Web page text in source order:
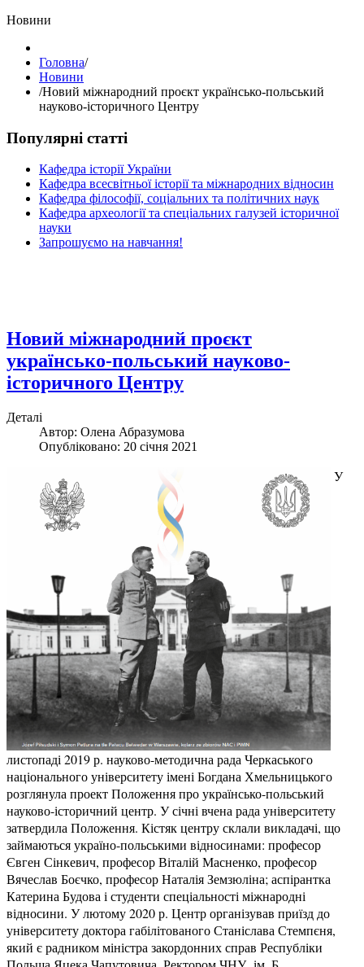
Hовини
Головна/
Hовини
/Новий міжнародний проєкт українсько-польський
науково-історичного Центру
Популярні статті
Кафедра історії України
Кафедра всесвітньої історії та міжнародних відносин
Кафедра філософії, соціальних та політичних наук
Кафедра археології та спеціальних галузей історичної
науки
Запрошуємо на навчання!
Новий міжнародний проєкт
українсько-польський науково-
історичного Центру
Деталі
Автор: Олена Абразумова
Опубліковано: 20 січня 2021
У
листопаді 2019 р. науково-методична рада Черкаського
національного університету імені Богдана Хмельницького
розглянула проект Положення про українсько-польський
науково-історичний центр. У січні вчена рада університету
затвердила Положення. Кістяк центру склали викладачі, що
займаються україно-польськими відносинами: професор
Євген Сінкевич, професор Віталій Масненко, професор
Вячеслав Боєчко, професор Наталія Земзюліна; аспірантка
Катерина Будова і студенти спеціальності міжнародні
відносини. У лютому 2020 р. Центр організував приїзд до
університету доктора габілітованого Станіслава Стемпєня,
який є радником міністра закордонних справ Республіки